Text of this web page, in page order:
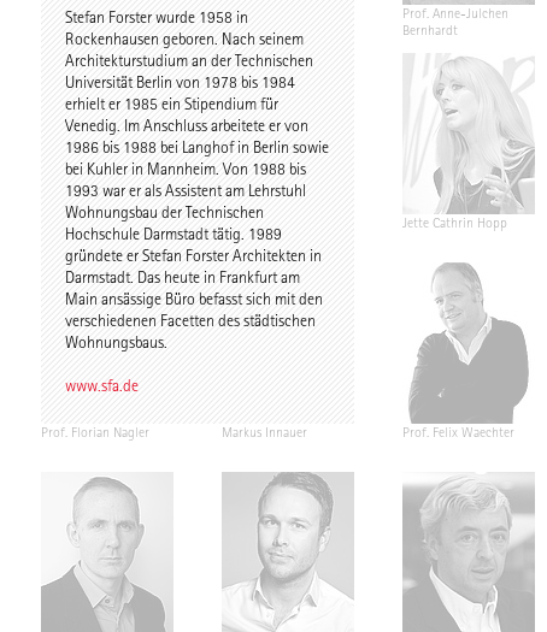
Johannes Pilz Chris van Duijn
Prof. Anne-Julchen
Bernhardt
Prof. Martin Fröhlich Prof. Peter Kulka Jette Cathrin Hopp
Prof. Florian Nagler Markus Innauer Prof. Felix Waechter
Stefan Forster wurde 1958 in
Rockenhausen geboren. Nach seinem
Architekturstudium an der Technischen
Universität Berlin von 1978 bis 1984
erhielt er 1985 ein Stipendium für
Venedig. Im Anschluss arbeitete er von
1986 bis 1988 bei Langhof in Berlin sowie
bei Kuhler in Mannheim. Von 1988 bis
1993 war er als Assistent am Lehrstuhl
Wohnungsbau der Technischen
Hochschule Darmstadt tätig. 1989
gründete er Stefan Forster Architekten in
Darmstadt. Das heute in Frankfurt am
Main ansässige Büro befasst sich mit den
verschiedenen Facetten des städtischen
Wohnungsbaus.
www.sfa.de